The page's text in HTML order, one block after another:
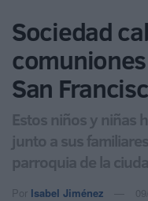
Sociedad
San
Estos niños y niñas
junto a sus
parroquia de la
Por Isabel Jiménez